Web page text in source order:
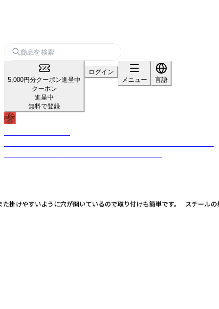
5,000円分クーポン進呈中
クーポン
進呈中
無料で登録
ログイン
メニュー
言語
掛けやすいように穴が開いているので取り付けも簡単です。 ス